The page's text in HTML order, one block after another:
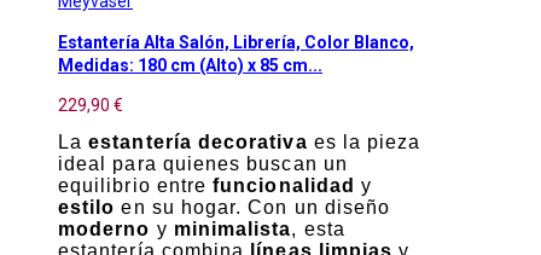
Estantería Alta Salón, Librería, Color Blanco,
Medidas: 180 cm (Alto) x 85 cm...
229,90 €
Laestantería decorativa es la pieza
ideal para quienes buscan un
equilibrio entrefuncionalidad y
estilo en su hogar. Con un diseño
moderno y minimalista, esta